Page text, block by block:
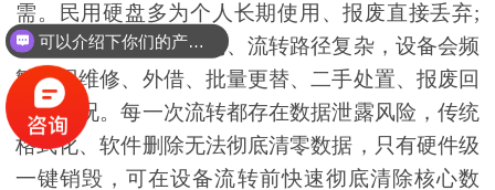
需。民用硬盘多为个人长期使用、报废直接丢弃;
而工业设备迭代频率高、流转路径复杂，设备会频
繁出现维修、外借、批量更替、二手处置、报废回
收等情况。每一次流转都存在数据泄露风险，传统
格式化、软件删除无法彻底清零数据，只有硬件级
一键销毁，可在设备流转前快速彻底清除核心数